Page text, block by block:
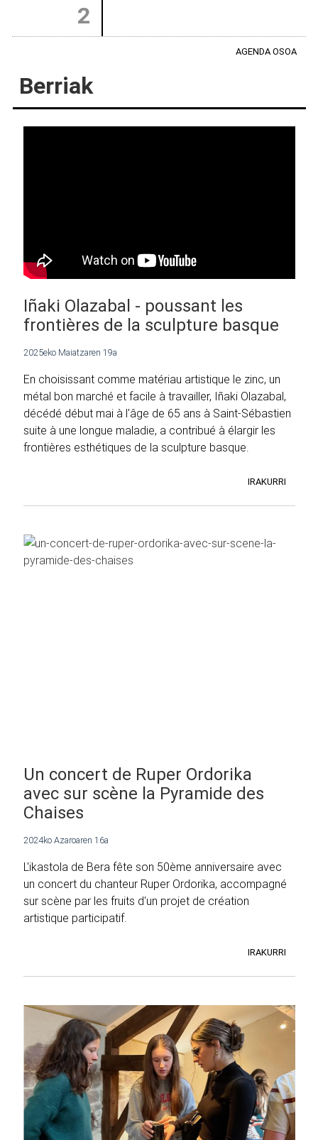
2
AGENDA OSOA
Berriak
Iñaki Olazabal - poussant les
frontières de la sculpture basque
2025eko Maiatzaren 19a
En choisissant comme matériau artistique le zinc, un
métal bon marché et facile à travailler, Iñaki Olazabal,
décédé début mai à l'âge de 65 ans à Saint-Sébastien
suite à une longue maladie, a contribué à élargir les
frontières esthétiques de la sculpture basque.
IRAKURRI
Un concert de Ruper Ordorika
avec sur scène la Pyramide des
Chaises
2024ko Azaroaren 16a
L'ikastola de Bera fête son 50ème anniversaire avec
un concert du chanteur Ruper Ordorika, accompagné
sur scène par les fruits d'un projet de création
artistique participatif.
IRAKURRI